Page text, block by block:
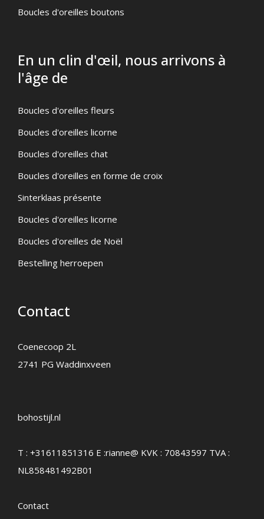
Boucles d'oreilles boutons
En un clin d'œil, nous arrivons à
l'âge de
Boucles d'oreilles fleurs
Boucles d'oreilles licorne
Boucles d'oreilles chat
Boucles d'oreilles en forme de croix
Sinterklaas présente
Boucles d'oreilles licorne
Boucles d'oreilles de Noël
Bestelling herroepen
Contact
Coenecoop 2L
2741 PG Waddinxveen
bohostijl.nl
T : +31611851316 E :rianne@ KVK : 70843597 TVA :
NL858481492B01
Contact